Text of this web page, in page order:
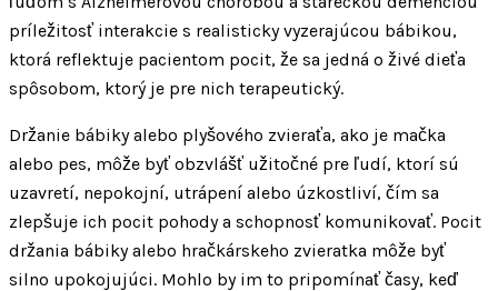
príležitosť interakcie s realisticky vyzerajúcou bábikou,
ktorá reflektuje pacientom pocit, že sa jedná o živé dieťa
spôsobom, ktorý je pre nich terapeutický.
Držanie bábiky alebo plyšového zvieraťa, ako je mačka
alebo pes, môže byť obzvlášť užitočné pre ľudí, ktorí sú
uzavretí, nepokojní, utrápení alebo úzkostliví, čím sa
zlepšuje ich pocit pohody a schopnosť komunikovať. Pocit
držania bábiky alebo hračkárskeho zvieratka môže byť
silno upokojujúci. Mohlo by im to pripomínať časy, keď